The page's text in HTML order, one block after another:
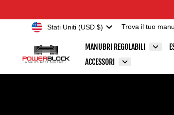
Valuta Stati Uniti (USD $) Trova il tuo
MANUBRI REGOLABILI
ACCESSORI